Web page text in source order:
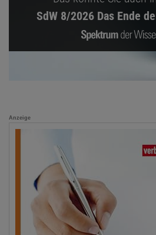
SdW 8/2026 Das Ende
Anzeige